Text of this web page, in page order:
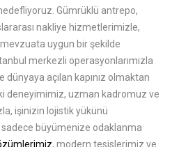
Gümrüklü antrepo,
nakliye hizmetlerimizle,
uygun bir şekilde
merkezli operasyonlarımızla
dünyaya açılan kapınız olmaktan
deneyimimiz, uzman kadromuz ve
işinizin lojistik yükünü
sadece büyümenize odaklanma
, modern tesislerimiz ve